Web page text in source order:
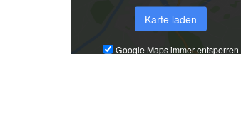
Karte laden
Google Maps immer entsperren